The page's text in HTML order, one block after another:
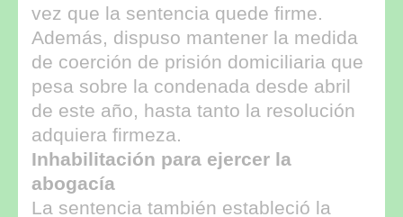
vez que la sentencia quede firme.
Además, dispuso mantener la medida
de coerción de prisión domiciliaria que
pesa sobre la condenada desde abril
de este año, hasta tanto la resolución
adquiera firmeza.
Inhabilitación para ejercer la
abogacía
La sentencia también estableció la